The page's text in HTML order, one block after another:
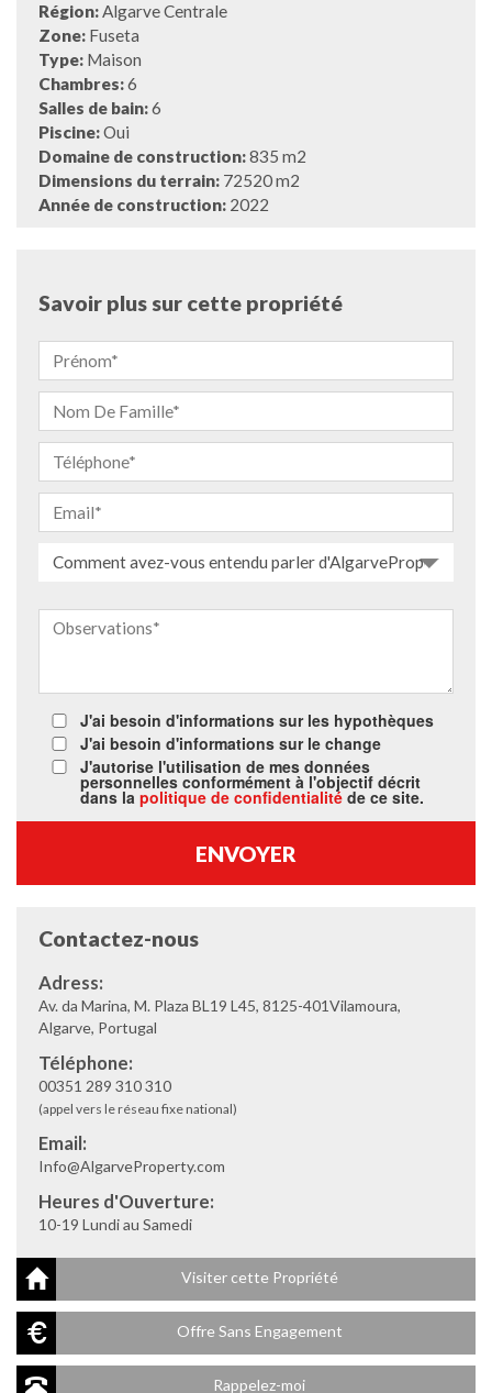
Visiter cette Propriété
Offre Sans Engagement
Rappelez-moi
Région:Algarve Centrale
Zone: Fuseta
Type: Maison
Chambres:6
Salles de bain:6
Piscine:Oui
Domaine de construction:835 m2
Dimensions du terrain: 72520 m2
Année de construction: 2022
Savoir plus sur cette propriété
Comment avez-vous entendu parler
J'ai besoin d'informations sur les hypothèques
J'ai besoin d'informations sur le change
J'autorise l'utilisation de mes données
personnelles conformément à l'objectif décrit
dans la politique de confidentialitéde ce site.
Contactez-nous
Adress:
Av. da Marina, M. Plaza BL19 L45, 8125-401Vilamoura,
Algarve, Portugal
Téléphone:
00351 289 310 310
(appel vers le réseau fixe national)
Email:
Info@AlgarveProperty.com
Heures d'Ouverture:
10-19 Lundi au Samedi